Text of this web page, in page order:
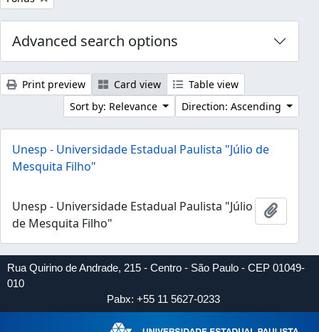
Advanced search options
Print preview Card view
Table view
Sort by: Relevance
Direction: Ascending
Unesp - Universidade Estadual Paulista "Júlio de
Mesquita Filho"
Unesp - Universidade Estadual Paulista "Júlio
de Mesquita Filho"
Add to
Rua Quirino de Andrade, 215 - Centro - São Paulo - CEP 01049-
010
Pabx: +55 11 5627-0233